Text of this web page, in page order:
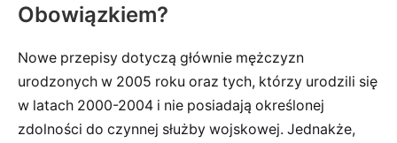
Obowiązkiem?
Nowe przepisy dotyczą głównie mężczyzn
urodzonych w 2005 roku oraz tych, którzy urodzili się
w latach 2000-2004 i nie posiadają określonej
zdolności do czynnej służby wojskowej. Jednakże,